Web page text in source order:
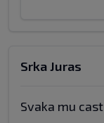
Srka Juras
Svaka mu cast